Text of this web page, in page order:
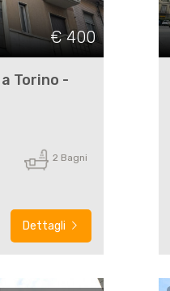
€ 400
Torino -
2 Bagni
Dettagli